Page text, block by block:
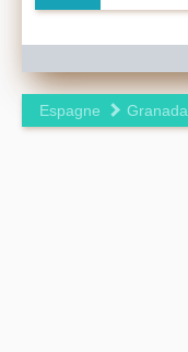
Espagne Granada